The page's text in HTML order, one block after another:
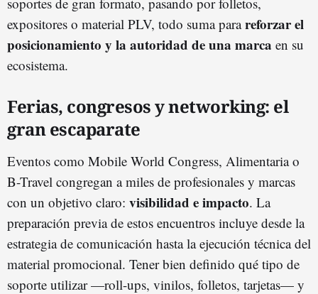
expositores o material PLV, todo suma parareforzar el
posicionamiento y la autoridad de una marca en su
ecosistema.
Ferias, congresos y networking: el
gran escaparate
Eventos como Mobile World Congress, Alimentaria o
B-Travel congregan a miles de profesionales y marcas
con un objetivo claro: visibilidad e impacto. La
preparación previa de estos encuentros incluye desde la
estrategia de comunicación hasta la ejecución técnica del
material promocional. Tener bien definido qué tipo de
soporte utilizar —roll-ups, vinilos, folletos, tarjetas— y